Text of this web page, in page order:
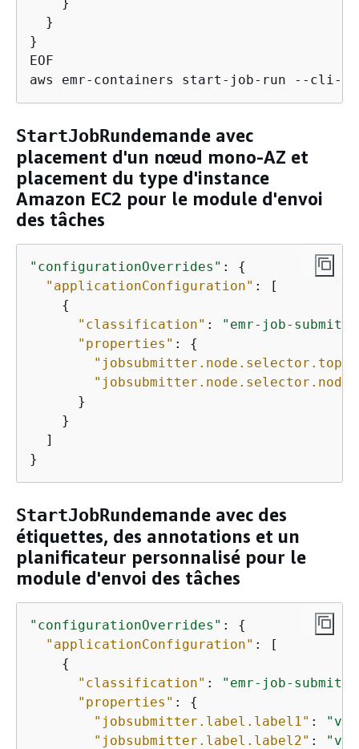
  }
}
EOF
aws emr-containers start-job-run --cli-
StartJobRundemande avec
placement d'un nœud mono-AZ et
placement du type d'instance
Amazon EC2 pour le module d'envoi
des tâches
"configurationOverrides" : {
"applicationConfiguration" : [
{
"classification" :
"emr-job-
"properties" : {
      }
    }
  ]
}
StartJobRundemande avec des
étiquettes, des annotations et un
planificateur personnalisé pour le
module d'envoi des tâches
"configurationOverrides" : {
"applicationConfiguration" : [
{
"classification" :
"emr-job-
"properties" : {
"jobsubmitter.label.label1" :
"jobsubmitter.label.label2" :